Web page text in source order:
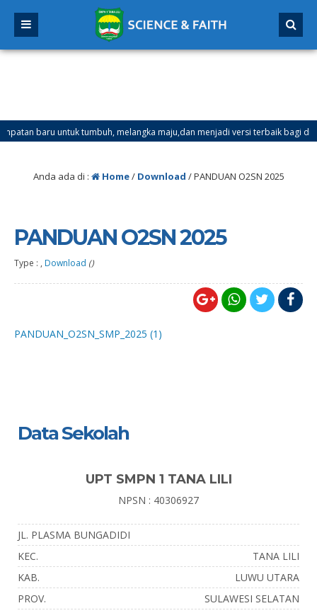
baru untuk tumbuh, melangka maju,dan menjadi versi terbaik bagi dirimu.
Ganjil Mulai Tanggal 21 Desember 2025 sd Tanggal 4 Januari 2026
Anda ada di : Home/ Download /PANDUAN O2SN 2025
PANDUAN O2SN 2025
Type : , Download ()
PANDUAN_O2SN_SMP_2025 (1)
Data Sekolah
UPT SMPN 1 TANA LILI
NPSN : 40306927
JL. PLASMA BUNGADIDI
KEC.
TANA LILI
KAB.
LUWU UTARA
PROV.
SULAWESI SELATAN